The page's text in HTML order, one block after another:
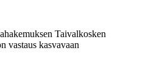
Taivalkosken
vastaus kasvavaan